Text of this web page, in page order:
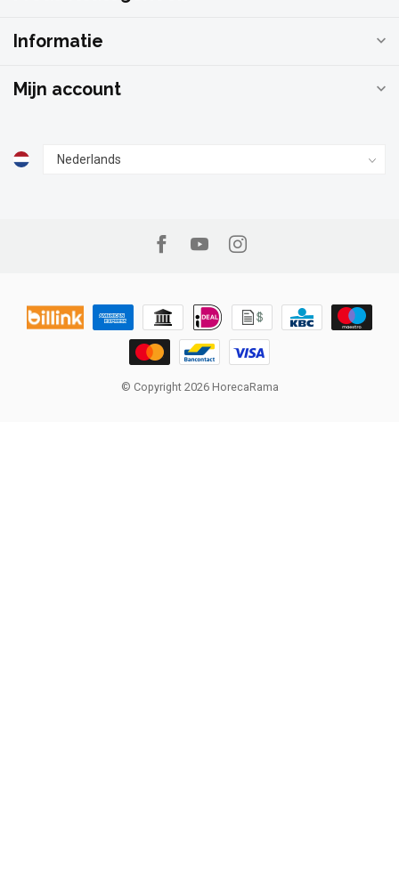
Informatie
Mijn account
© Copyright 2026 HorecaRama